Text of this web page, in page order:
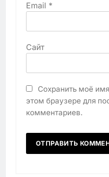
Email *
Сайт
Сохранить моё
этом браузере для
комментариев.